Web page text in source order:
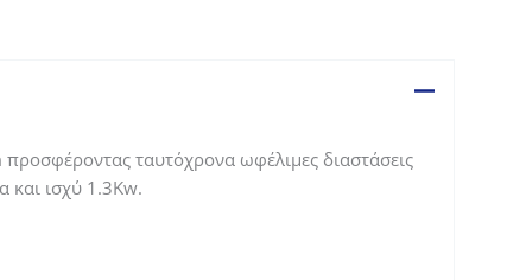
ταυτόχρονα ωφέλιμες διαστάσεις
και ισχύ 1.3Kw.